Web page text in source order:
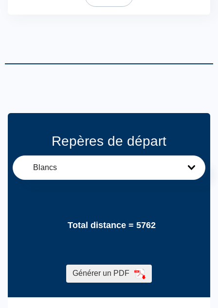
Repères de départ
Blancs
Total distance = 5762
Générer un PDF